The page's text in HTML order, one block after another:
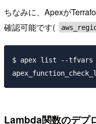
ちなみに、Apexが
確認可能です(
$ apex list --tfvars
Lambda関数のデプ